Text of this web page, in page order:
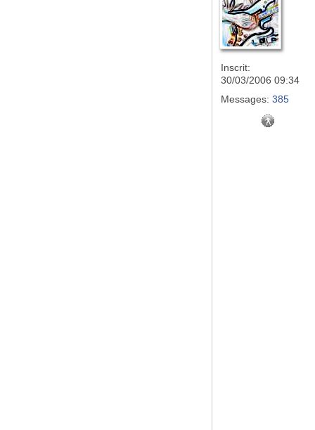
Inscrit:
30/03/2006 09:34
Messages: 385